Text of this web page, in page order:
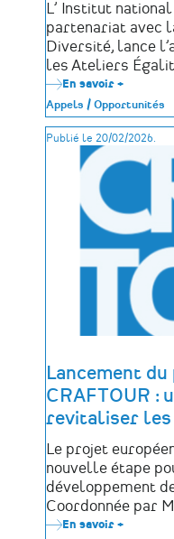
L’ Institut
partenariat avec
Diversité, lance
les Ateliers
En savoir +
Ateliers
Égalité
des
Chances
2027
les
futurs
du
issus
des
métiers
Appels / Opportunités
Publié le 20/02/2026.
Lancement
CRAFTOUR :
revitaliser les
Le projet
nouvelle étape
développement
Coordonnée par
En savoir +